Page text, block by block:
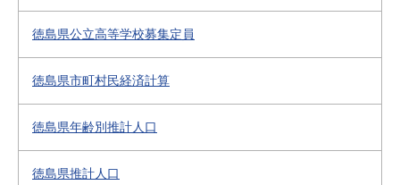
徳島県公立高等学校募集定員
徳島県市町村民経済計算
徳島県年齢別推計人口
徳島県推計人口